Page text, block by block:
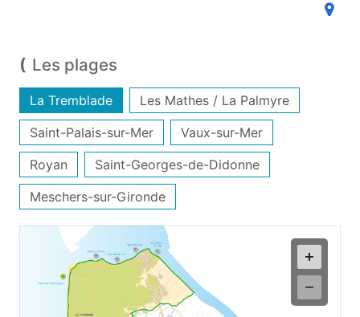
Les plages
La Tremblade
Les Mathes / La Palmyre
Saint-Palais-sur-Mer
Vaux-sur-Mer
Royan
Saint-Georges-de-Didonne
Meschers-sur-Gironde
01
02
03
04
05